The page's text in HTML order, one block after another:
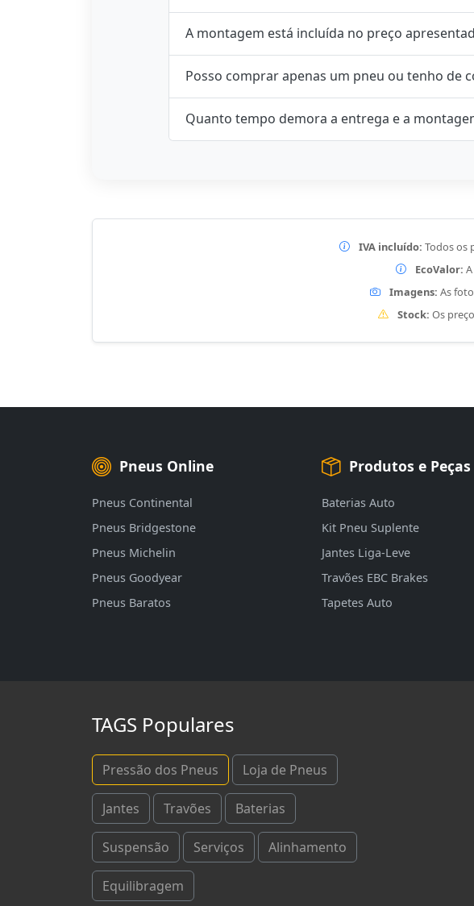
A montagem está incluída no preço
Posso comprar apenas um pneu ou tenho de
Quanto tempo demora a entrega e a
IVA incluído: Todos os
EcoValor:
Imagens: As
Stock: Os
Pneus Online
Pneus Continental
Pneus Bridgestone
Pneus Michelin
Pneus Goodyear
Pneus Baratos
Produtos e Peças
Baterias Auto
Kit Pneu Suplente
Jantes Liga-Leve
Travões EBC Brakes
Tapetes Auto
TAGS Populares
Pressão dos Pneus Loja de Pneus
Jantes Travões Baterias
Suspensão Serviços Alinhamento
Equilibragem